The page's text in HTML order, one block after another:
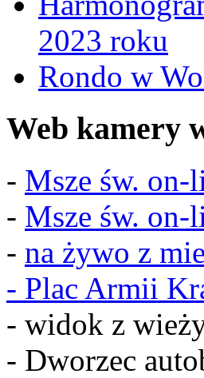
2023 roku
Rondo w
Web kamery
- Msze św.
- Msze św.
- na żywo z
- Plac Armii
- widok z
- Dworzec